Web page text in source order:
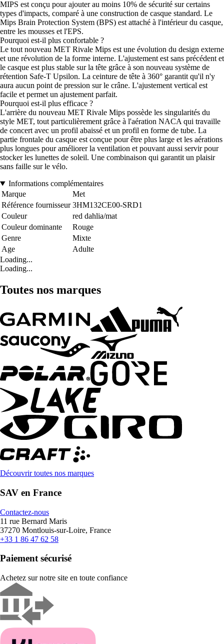
MIPS est conçu pour ajouter au moins 10% de sécurité sur certains
types d'impacts, comparé à une construction de casque standard. Le
Mips Brain Protection System (BPS) est attaché à l'intérieur du casque,
entre les mousses et l'EPS.
Pourquoi est-il plus confortable ?
Le tout nouveau MET Rivale Mips est une évolution du design externe
et une révolution de la forme interne. L'ajustement est sans précédent et
le casque est plus stable sur la tête grâce à son nouveau système de
rétention Safe-T Upsilon. La ceinture de tête à 360° garantit qu'il n'y
aura aucun point de pression sur le crâne. L'ajustement vertical est
facile et permet un ajustement parfait.
Pourquoi est-il plus efficace ?
L'arrière du nouveau MET Rivale Mips possède les singularités du
style MET, tout particulièrement grâce à l'aération NACA qui travaille
de concert avec un profil abaissé et un profil en forme de tube. La
partie frontale du casque est conçue pour être plus large et les aérations
plus longues pour améliorer la ventilation et pouvant aussi servir pour
stocker les lunettes de soleil. Une combinaison qui garantit un plaisir
sans faille sur le vélo.
Informations complémentaires
Marque
Met
Référence fournisseur 3HM132CE00-SRD1
Couleur
red dahlia/mat
Couleur dominante
Rouge
Genre
Mixte
Age
Adulte
Loading...
Loading...
Toutes nos marques
Découvrir toutes nos marques
SAV en France
Contactez-nous
11 rue Bernard Maris
37270 Montlouis-sur-Loire, France
+33 1 86 47 62 58
Paiement sécurisé
Achetez sur notre site en toute confiance